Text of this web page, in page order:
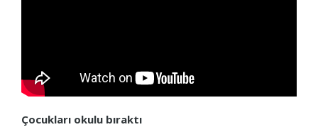
Çocukları okulu bıraktı